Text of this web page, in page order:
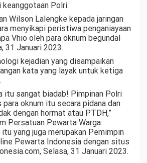
Polri.
Wilson Lalengke kepada jaringan
menyikapi peristiwa penganiayaan
Vhio oleh para oknum begundal
31 Januari 2023.
kejadian yang disampaikan
kata yang layak untuk ketiga
itu sangat biadab! Pimpinan Polri
para oknum itu secara pidana dan
dengan hormat atau PTDH,”
Persatuan Pewarta Warga
yang juga merupakan Pemimpin
Pewarta Indonesia dengan situs
Selasa, 31 Januari 2023.